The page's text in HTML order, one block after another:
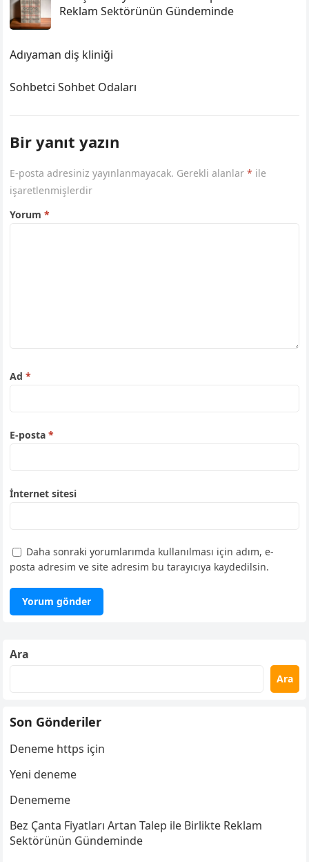
Reklam Sektörünün Gündeminde
Adıyaman diş kliniği
Sohbetci Sohbet Odaları
Bir yanıt yazın
E-posta adresiniz yayınlanmayacak. Gerekli alanlar* ile
işaretlenmişlerdir
Yorum*
Ad*
E-posta*
İnternet sitesi
Daha sonraki yorumlarımda kullanılması için adım, e-
posta adresim ve site adresim bu tarayıcıya kaydedilsin.
Ara
Ara
Son Gönderiler
Deneme https için
Yeni deneme
Denememe
Bez Çanta Fiyatları Artan Talep ile Birlikte Reklam
Sektörünün Gündeminde